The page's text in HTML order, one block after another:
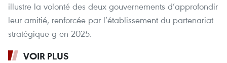
illustre la volonté des deux gouvernements d’approfondir
leur amitié, renforcée par l’établissement du partenariat
stratégique g en 2025.
VOIR PLUS